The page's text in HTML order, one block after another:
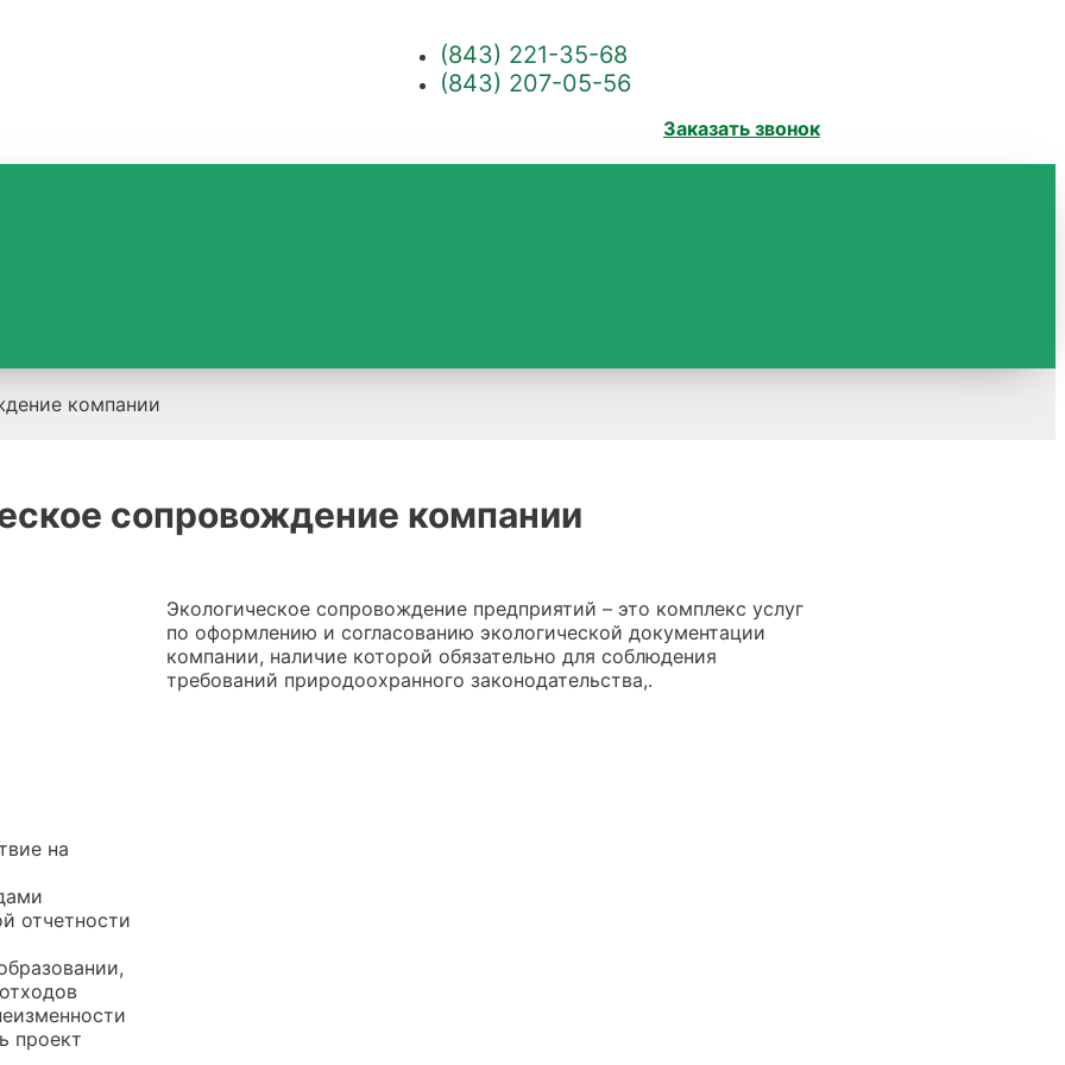
(843) 221-35-68
(843) 207-05-56
Заказать звонок
компании
сопровождение компании
Экологическое сопровождение предприятий – это комплекс услуг
по оформлению и согласованию экологической документации
компании, наличие которой обязательно для соблюдения
требований природоохранного законодательства,.
на
отчетности
проект